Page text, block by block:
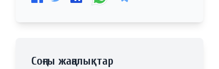
Соңғы жаңалықтар